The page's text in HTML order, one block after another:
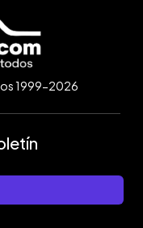
1999-2026